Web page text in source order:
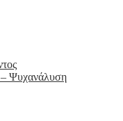
Ψυχανάλυση